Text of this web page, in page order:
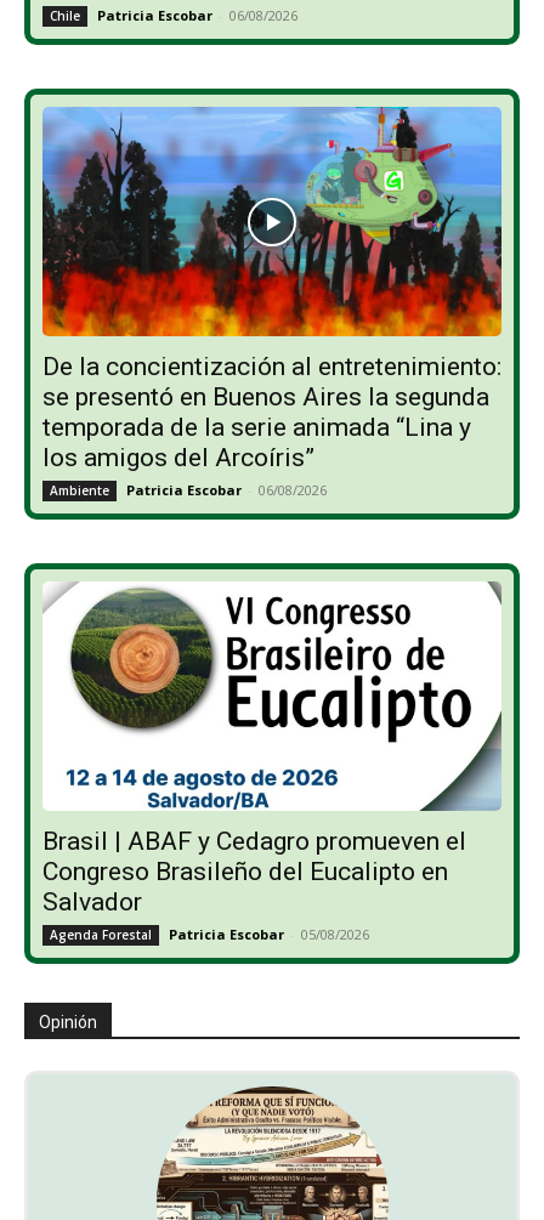
Chile Patricia Escobar - 06/08/2026
De la concientización al entretenimiento:
se presentó en Buenos Aires la segunda
temporada de la serie animada “Lina y
los amigos del Arcoíris”
Ambiente Patricia Escobar - 06/08/2026
Brasil | ABAF y Cedagro promueven el
Congreso Brasileño del Eucalipto en
Salvador
Agenda Forestal Patricia Escobar - 05/08/2026
Opinión